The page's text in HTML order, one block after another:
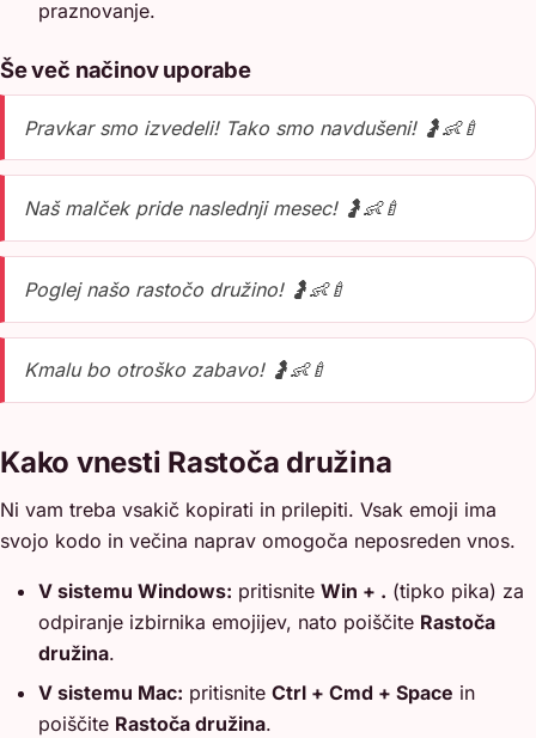
praznovanje.
Še več načinov uporabe
Pravkar smo izvedeli! Tako smo navdušeni! 🤰👶🍼
Naš malček pride naslednji mesec! 🤰👶🍼
Poglej našo rastočo družino! 🤰👶🍼
Kmalu bo otroško zabavo! 🤰👶🍼
Kako vnesti Rastoča družina
Ni vam treba vsakič kopirati in prilepiti. Vsak emoji ima
svojo kodo in večina naprav omogoča neposreden vnos.
V sistemu Windows: pritisnite Win + . (tipko pika) za
odpiranje izbirnika emojijev, nato poiščite Rastoča
družina.
V sistemu Mac: pritisnite Ctrl + Cmd + Space in
poiščite Rastoča družina.